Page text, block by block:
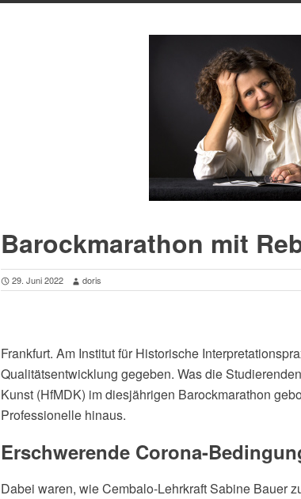
Barockmarathon mit
29. Juni 2022 doris
Frankfurt. Am Institut für Historische
Qualitätsentwicklung gegeben. Was die
Kunst (HfMDK) im diesjährigen Barockmarathon
Professionelle hinaus.
Erschwerende Corona-
Dabei waren, wie Cembalo-Lehrkraft Sabine Bauer